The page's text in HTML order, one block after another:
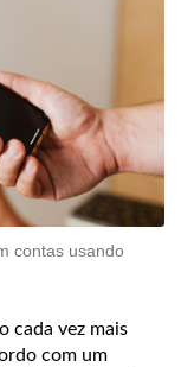
contas usando
cada vez mais
com um